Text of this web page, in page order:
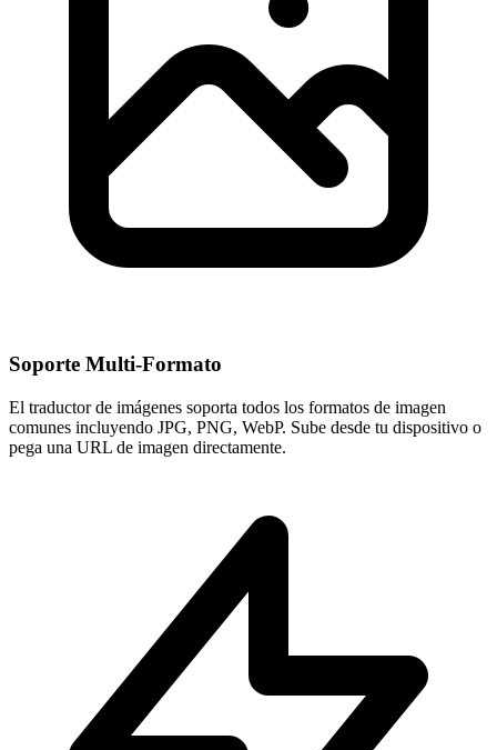
Soporte Multi-Formato
El traductor de imágenes soporta todos los formatos de imagen
comunes incluyendo JPG, PNG, WebP. Sube desde tu dispositivo o
pega una URL de imagen directamente.